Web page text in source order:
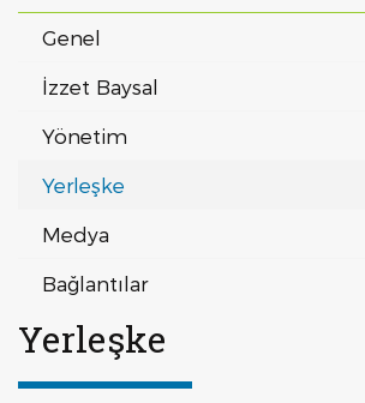
Genel
İzzet Baysal
Yönetim
Yerleşke
Medya
Bağlantılar
Yerleşke